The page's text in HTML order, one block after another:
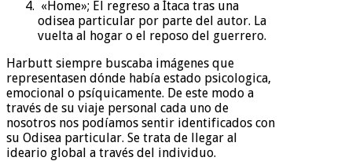
«Home»; El regreso a Ítaca tras una
odisea particular por parte del autor. La
vuelta al hogar o el reposo del guerrero.
Harbutt siempre buscaba imágenes que
representasen dónde había estado psicologica,
emocional o psíquicamente. De este modo a
través de su viaje personal cada uno de
nosotros nos podíamos sentir identificados con
su Odisea particular. Se trata de llegar al
ideario global a través del individuo.